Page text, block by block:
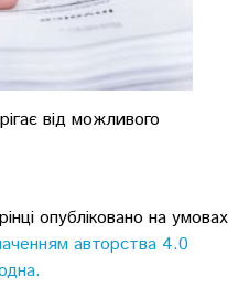
від можливого
опубліковано на умовах
авторства 4.0